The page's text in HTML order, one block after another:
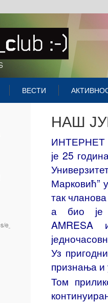
ВЕСТИ
НАШ
ИНТЕРНЕТ
је 25
Марковић”
так
а био је
Уз
признања
Том